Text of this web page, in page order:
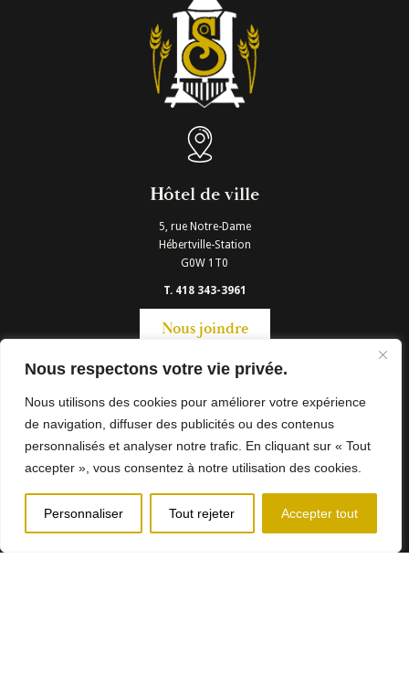
Nous respectons votre vie privée.
Nous utilisons des cookies pour améliorer votre expérience
de navigation, diffuser des publicités ou des contenus
personnalisés et analyser notre trafic. En cliquant sur « Tout
accepter », vous consentez à notre utilisation des cookies.
Personnaliser Tout rejeter Accepter tout
Hôtel de ville
5, rue Notre-Dame
Hébertville-Station
G0W 1T0
T. 418 343-3961
Nous joindre
Heures d'ouverture
Lundi au Jeudi: 8h00 à 12h00 et 13h00 à 16h00
Vendredi: 8h00 à 12h00
Municipalité d’Hébertville-Stattion - Tous droits réservés © 2024
Conception Web:
Sima Web
Services
d'alertes citoyennes